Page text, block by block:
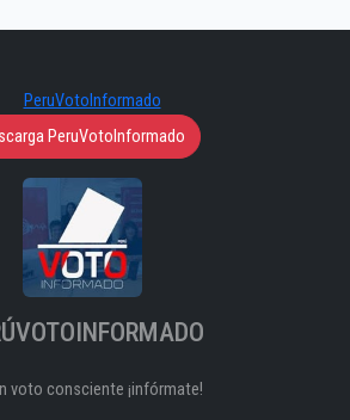
PeruVotoInformado
voto consciente ¡infórmate!